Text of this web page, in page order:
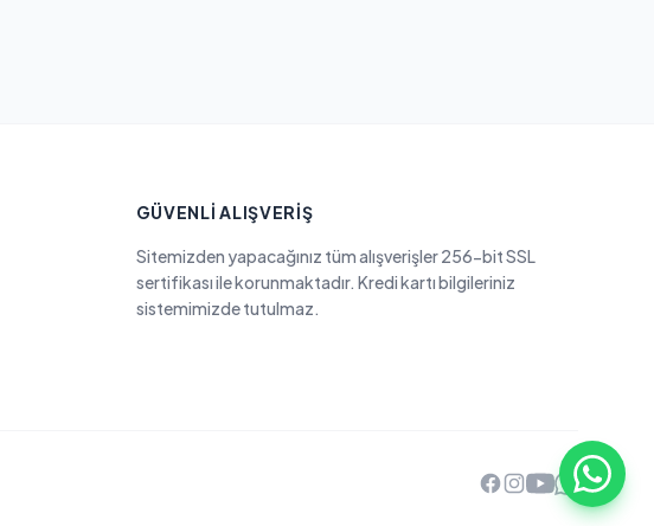
GÜVENLI ALIŞVERIŞ
Sitemizden yapacağınız tüm alışverişler 256-bit SSL
sertifikası ile korunmaktadır. Kredi kartı bilgileriniz
sistemimizde tutulmaz.